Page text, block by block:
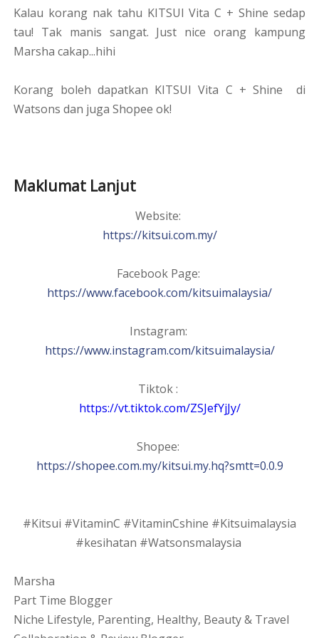
Kalau korang nak tahu KITSUI Vita C + Shine sedap
tau! Tak manis sangat. Just nice orang kampung
Marsha cakap...hihi
Korang boleh dapatkan KITSUI Vita C + Shine di
Watsons dan juga Shopee ok!
Maklumat Lanjut
Website:
https://kitsui.com.my/
Facebook Page:
https://www.facebook.com/kitsuimalaysia/
Instagram:
https://www.instagram.com/kitsuimalaysia/
Tiktok :
https://vt.tiktok.com/ZSJefYjJy/
Shopee:
https://shopee.com.my/kitsui.my.hq?smtt=0.0.9
#Kitsui #VitaminC #VitaminCshine #Kitsuimalaysia
#kesihatan #Watsonsmalaysia
Marsha
Part Time Blogger
Niche Lifestyle, Parenting, Healthy, Beauty & Travel